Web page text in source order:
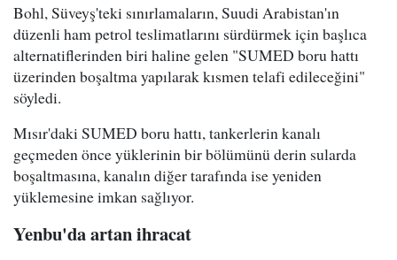
Bohl, Süveyş'teki sınırlamaların, Suudi Arabistan'ın
düzenli ham petrol teslimatlarını sürdürmek için başlıca
alternatiflerinden biri haline gelen "SUMED boru hattı
üzerinden boşaltma yapılarak kısmen telafi edileceğini"
söyledi.
Mısır'daki SUMED boru hattı, tankerlerin kanalı
geçmeden önce yüklerinin bir bölümünü derin sularda
boşaltmasına, kanalın diğer tarafında ise yeniden
yüklemesine imkan sağlıyor.
Yenbu'da artan ihracat